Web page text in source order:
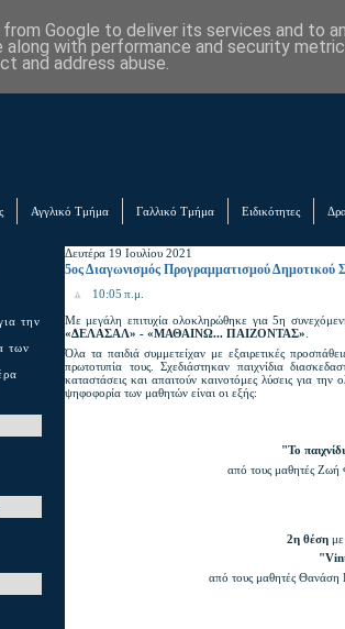
Αγγλικό Τμήμα Γαλλικό Τμήμα Ειδικότητες
την
των
Δευτέρα 19 Ιουλίου 2021
5ος Διαγωνισμός Προγραμματισμού
10:05 π.μ.
Με μεγάλη επιτυχία ολοκληρώθηκε για 5η
«ΔΕΛΑΣΑΛ» - «ΜΑΘΑΙΝΩ... ΠΑΙΖΟΝΤΑΣ»
Όλα τα παιδιά συμμετείχαν με εξαιρετικές
πρωτοτυπία τους. Σχεδιάστηκαν παιχνίδια
καταστάσεις και απαιτούν καινοτόμες λύσεις για
ψηφοφορία των μαθητών είναι οι εξής:
"To
από τους μαθητές Ζωή
2η θέση με
από τους μαθητές
Google to deliver its services and to
along with performance and security
and address abuse.